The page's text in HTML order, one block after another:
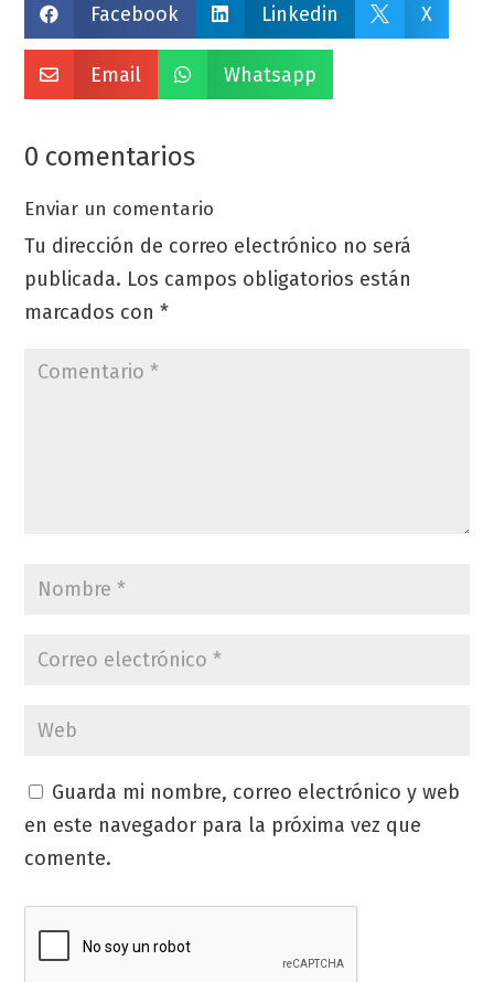
 Facebook  Linkedin  X
 Email  Whatsapp
0 comentarios
Enviar un comentario
Tu dirección de correo electrónico no será
publicada. Los campos obligatorios están
marcados con*
Guarda mi nombre, correo electrónico y web
en este navegador para la próxima vez que
comente.